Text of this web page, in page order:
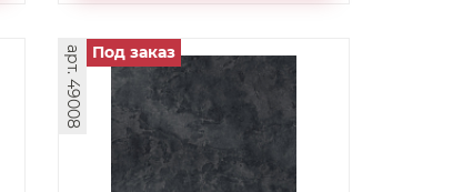
арт. 49008 Под заказ